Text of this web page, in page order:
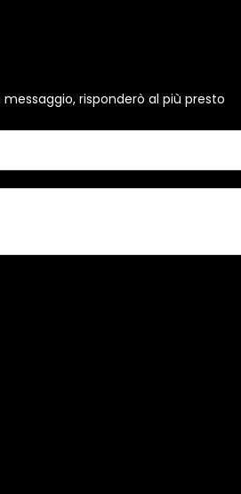
risponderò al più presto